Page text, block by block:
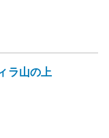
ラ山の上